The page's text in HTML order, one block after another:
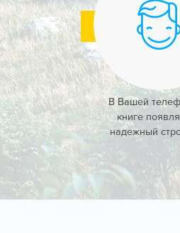
В Вашей
книге
надежный